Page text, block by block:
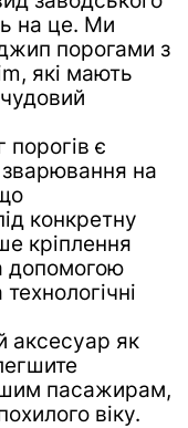
на це. Ми
порогами з
які мають
є
на
конкретну
кріплення
допомогою
аксесуар як
пасажирам,
віку.